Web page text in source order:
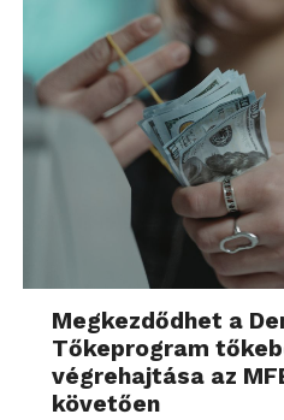
Megkezdődhet a
Tőkeprogram
végrehajtása az
követően